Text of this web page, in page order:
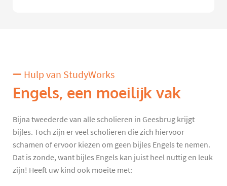
Hulp van StudyWorks
Engels, een moeilijk vak
Bijna tweederde van alle scholieren in Geesbrug krijgt
bijles. Toch zijn er veel scholieren die zich hiervoor
schamen of ervoor kiezen om geen bijles Engels te nemen.
Dat is zonde, want bijles Engels kan juist heel nuttig en leuk
zijn! Heeft uw kind ook moeite met: